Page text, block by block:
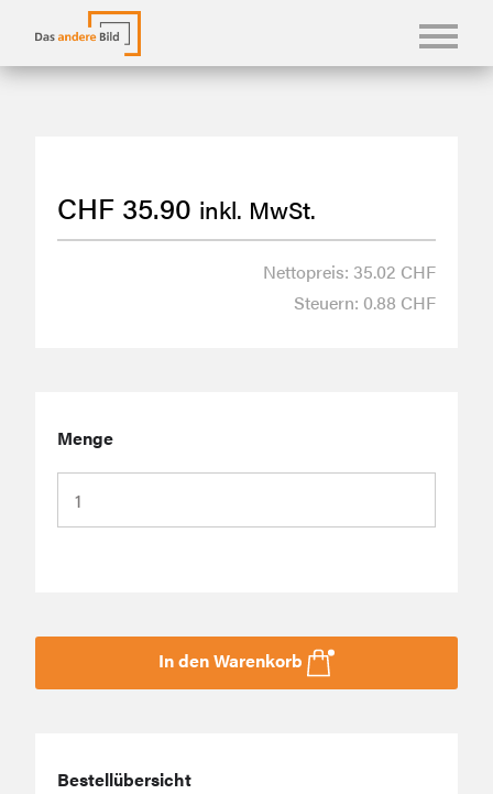
KASUALIEN & KARTEN
SHOP
ÜBER UNS
CHF 35.90 inkl. MwSt.
Nettopreis: 35.02 CHF
Steuern: 0.88 CHF
Menge
In den Warenkorb
Bestellübersicht